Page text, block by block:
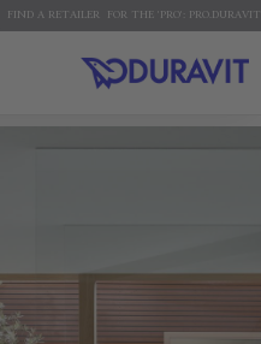
FOR THE 'PRO': PRO.DURAVIT
FIND A RETAILER